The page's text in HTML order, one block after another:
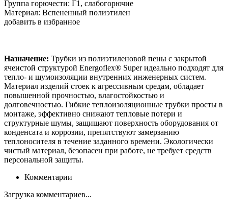
Группа горючести: Г1, слабогорючие
Материал: Вспененный полиэтилен
добавить в избранное
Назначение: Трубки из полиэтиленовой пены с закрытой
ячеистой структурой Energoflex® Super идеально подходят для
тепло- и шумоизоляции внутренних инженерных систем.
Материал изделий стоек к агрессивным средам, обладает
повышенной прочностью, влагостойкостью и
долговечностью. Гибкие теплоизоляционные трубки просты в
монтаже, эффективно снижают тепловые потери и
структурные шумы, защищают поверхность оборудования от
конденсата и коррозии, препятствуют замерзанию
теплоносителя в течение заданного времени. Экологически
чистый материал, безопасен при работе, не требует средств
персональной защиты.
Комментарии
Загрузка комментариев...